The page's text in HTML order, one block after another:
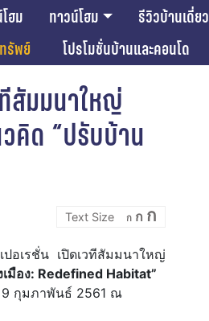
ฮม ทาวน์โฮม รีวิวบ้านเดี่ยว
รัพย์ โปรโมชั่นบ้านและคอนโด
สัมมนาใหญ่
วคิด “ปรับบ้าน
ก
Decrease
font
size.
ก Reset
font
ก
อเรชั่น เปิดเวทีสัมมนาใหญ่
มือง: Redefined Habitat”
9 กุมภาพันธ์ 2561 ณ